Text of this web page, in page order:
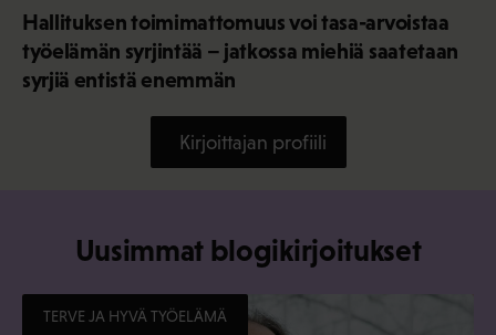
Hallituksen toimimattomuus voi tasa-arvoistaa
työelämän syrjintää – jatkossa miehiä saatetaan
syrjiä entistä enemmän
Kirjoittajan profiili
Uusimmat blogikirjoitukset
TERVE JA HYVÄ TYÖELÄMÄ